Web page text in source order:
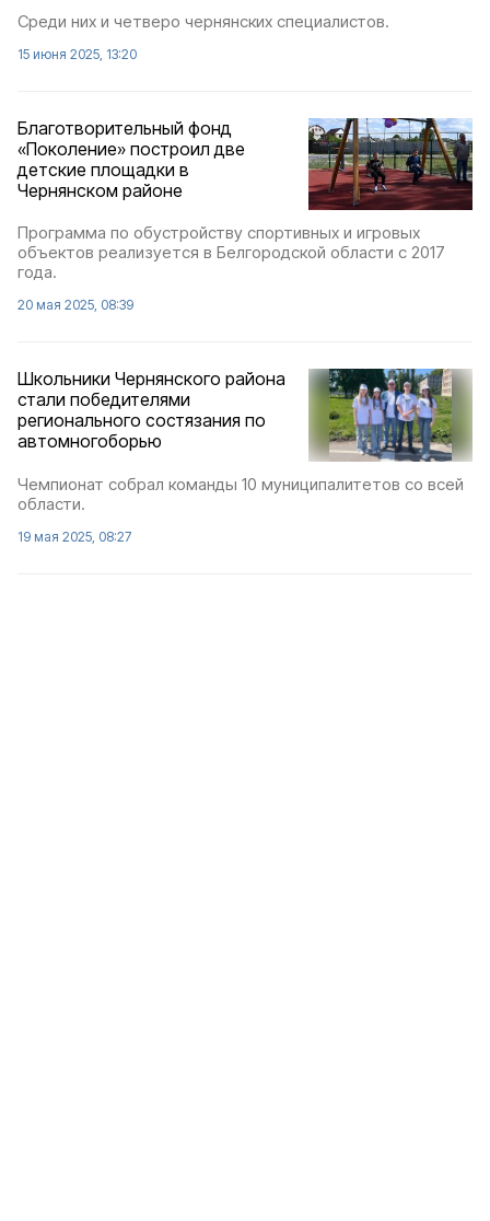
Среди них и четверо чернянских специалистов.
15 июня 2025, 13:20
Благотворительный фонд
«Поколение» построил две
детские площадки в
Чернянском районе
Программа по обустройству спортивных и игровых
объектов реализуется в Белгородской области с 2017
года.
20 мая 2025, 08:39
Школьники Чернянского района
стали победителями
регионального состязания по
автомногоборью
Чемпионат собрал команды 10 муниципалитетов со всей
области.
19 мая 2025, 08:27